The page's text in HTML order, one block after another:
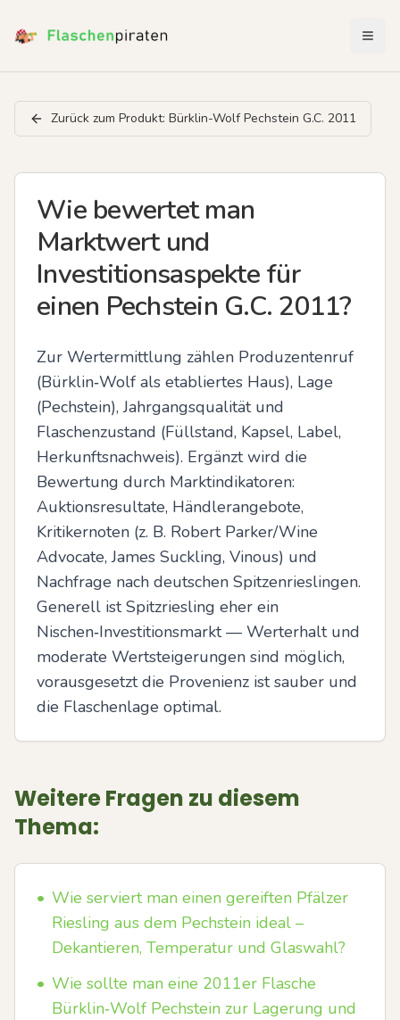
Zurück zum Produkt: Bürklin-Wolf Pechstein G.C. 2011
Wie bewertet man
Marktwert und
Investitionsaspekte für
einen Pechstein G.C. 2011?
Zur Wertermittlung zählen Produzentenruf
(Bürklin‑Wolf als etabliertes Haus), Lage
(Pechstein), Jahrgangsqualität und
Flaschenzustand (Füllstand, Kapsel, Label,
Herkunftsnachweis). Ergänzt wird die
Bewertung durch Marktindikatoren:
Auktionsresultate, Händlerangebote,
Kritikernoten (z. B. Robert Parker/Wine
Advocate, James Suckling, Vinous) und
Nachfrage nach deutschen Spitzenrieslingen.
Generell ist Spitzriesling eher ein
Nischen‑Investitionsmarkt — Werterhalt und
moderate Wertsteigerungen sind möglich,
vorausgesetzt die Provenienz ist sauber und
die Flaschenlage optimal.
Weitere Fragen zu diesem
Thema:
• Wie serviert man einen gereiften Pfälzer
Riesling aus dem Pechstein ideal –
Dekantieren, Temperatur und Glaswahl?
• Wie sollte man eine 2011er Flasche
Bürklin‑Wolf Pechstein zur Lagerung und